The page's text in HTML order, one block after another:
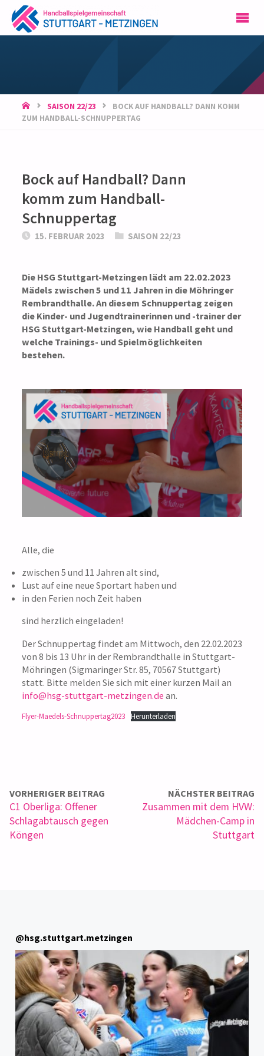
STARTSAISON 22/23
BOCK AUF HANDBALL? DANN KOMM
ZUM HANDBALL-SCHNUPPERTAG
Bock auf Handball? Dann
komm zum Handball-
Schnuppertag
15. FEBRUAR 2023 SAISON 22/23
Die HSG Stuttgart-Metzingen lädt am 22.02.2023
Mädels zwischen 5 und 11 Jahren in die Möhringer
Rembrandthalle. An diesem Schnuppertag zeigen
die Kinder- und Jugendtrainerinnen und -trainer der
HSG Stuttgart-Metzingen, wie Handball geht und
welche Trainings- und Spielmöglichkeiten
bestehen.
Alle, die
zwischen 5 und 11 Jahren alt sind,
Lust auf eine neue Sportart haben und
in den Ferien noch Zeit haben
sind herzlich eingeladen!
Der Schnuppertag findet am Mittwoch, den 22.02.2023
von 8 bis 13 Uhr in der Rembrandthalle in Stuttgart-
Möhringen (Sigmaringer Str. 85, 70567 Stuttgart)
statt. Bitte melden Sie sich mit einer kurzen Mail an
info@hsg-stuttgart-metzingen.de an.
Flyer-Maedels-Schnuppertag2023 Herunterladen
VORHERIGER BEITRAG
C1 Oberliga: Offener
Schlagabtausch gegen
Köngen
NÄCHSTER BEITRAG
Zusammen mit dem HVW:
Mädchen-Camp in
Stuttgart
@hsg.stuttgart.metzingen